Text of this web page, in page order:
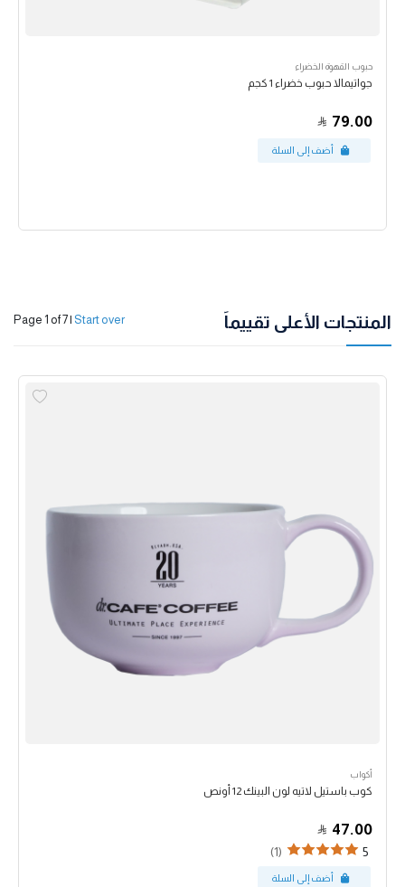
حبوب القهوة الخضراء
جواتيمالا حبوب خضراء 1 كجم
79.00
المنتجات الأعلى تقييماً Page 1 of 7| Start over
أكواب
كوب باستيل لاتيه لون البينك 12 أونص
47.00
5
(1)